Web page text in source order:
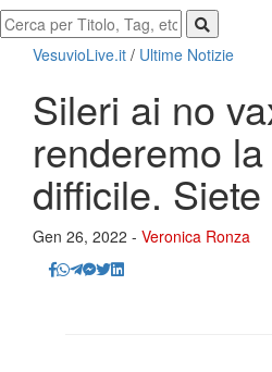
VesuvioLive.it / Ultime Notizie
Sileri ai no
renderemo
difficile.
Gen 26, 2022 - Veronica Ronza